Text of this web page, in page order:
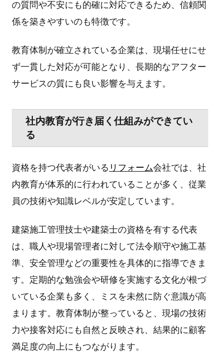
の質問や不安にも的確に対応できるため、信頼関
係を築きやすいのも特徴です。
教育体制が確⽴されている企業は、現場任せにせ
ず⼀貫した対応が可能となり、⻑期的なアフター
サービスの質にも良い影響を与えます。
社内教育が⾏き届く仕組みができてい
る
資格を持つ代表者がいる リフォーム会社では、社
内教育が体系的に⾏われていることが多く、従業
員の技術や知識レベルが安定しています。
建築施⼯管理技⼠や建築⼠の資格を有する代表
は、職⼈や現場管理者に対して法令順守や施⼯基
準、安全管理などの重要性を具体的に指導できま
す。定期的な勉強会や研修を実施する⽂化が根づ
いている企業も多く、ミスを未然に防ぐ意識が⾼
まります。教育体制が整っていると、現場の技術
⼒や接客対応にも⾃然と反映され、結果的に顧客
満⾜度の向上にもつながります。